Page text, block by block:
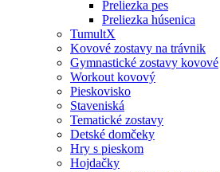
Preliezka pes
Preliezka húsenica
TumultX
Kovové zostavy na trávnik
Gymnastické zostavy kovové
Workout kovový
Pieskovisko
Staveniská
Tematické zostavy
Detské domčeky
Hry s pieskom
Hojdačky